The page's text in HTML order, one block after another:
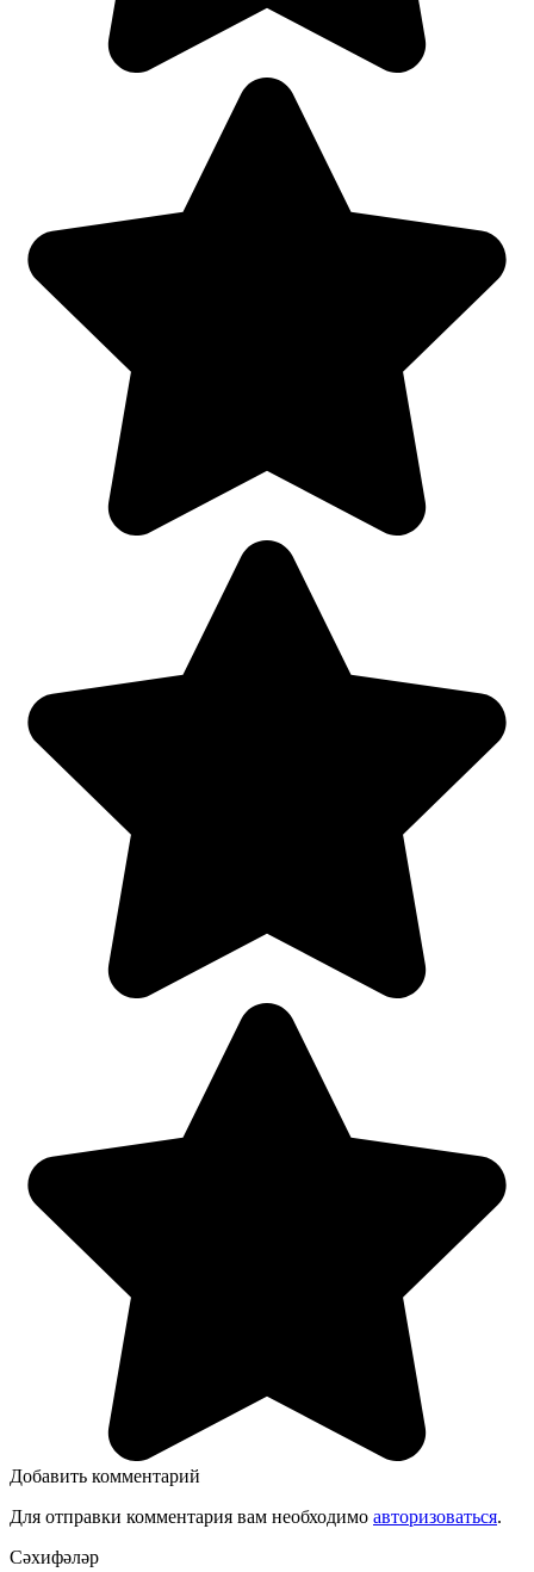
Добавить комментарий
Для отправки комментария вам необходимо авторизоваться.
Сәхифәләр